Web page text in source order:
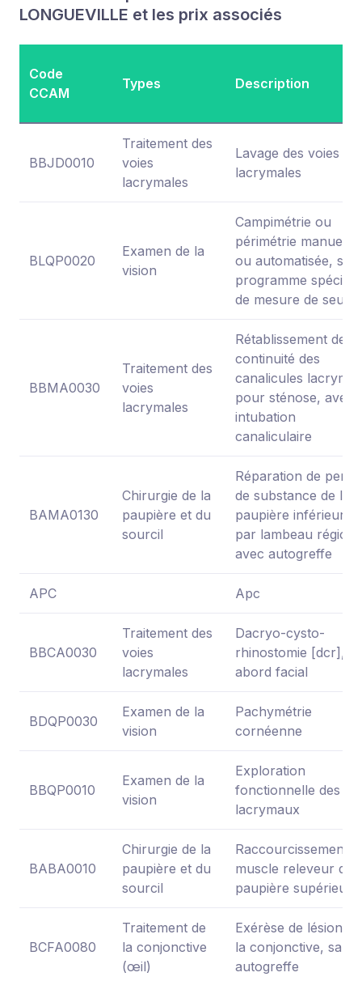
LONGUEVILLE et les prix associés
Code
CCAM
Types Description
BBJD0010
Traitement des
voies
lacrymales
Lavage des voies
lacrymales
BLQP0020
Examen de la
vision
Campimétrie ou
périmétrie manuelle
ou automatisée,
programme
de mesure de seuils
BBMA0030
Traitement des
voies
lacrymales
Rétablissement de la
continuité des
canalicules
pour sténose, avec
intubation
canaliculaire
BAMA0130
Chirurgie de la
paupière et du
sourcil
Réparation de perte
de substance de la
paupière inférieure
par lambeau
avec autogreffe
APC Apc
BBCA0030
Traitement des
voies
lacrymales
Dacryo-cysto-
rhinostomie [dcr],
abord facial
BDQP0030
Examen de la
vision
Pachymétrie
cornéenne
BBQP0010
Examen de la
vision
Exploration
fonctionnelle des
lacrymaux
BABA0010
Chirurgie de la
paupière et du
sourcil
Raccourcissement
muscle releveur de
paupière supérieure
BCFA0080
Traitement de
la conjonctive
(œil)
Exérèse de lésion de
la conjonctive, sans
autogreffe